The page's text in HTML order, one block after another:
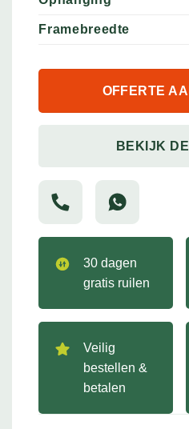
Framebreedte
OFFERTE
BEKIJK
30 dagen
gratis ruilen
Veilig
bestellen &
betalen